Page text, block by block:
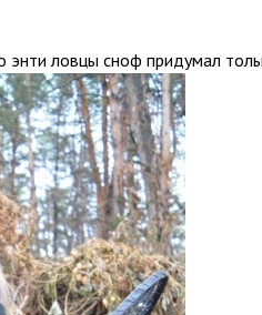
ловцы сноф придумал